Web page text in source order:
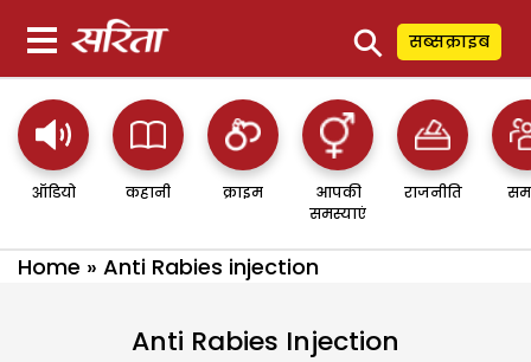
⚲ सब्सक्राइब
ऑडियो कहानी क्राइम
आपकी
समस्याएं
राजनीति
Home » Anti Rabies injection
Anti Rabies Injection